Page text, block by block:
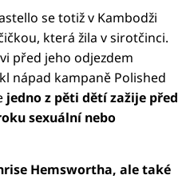
se totiž v Kambodži
která žila v sirotčinci.
před jeho odjezdem
nápad kampaně Polished
jedno z pěti dětí zažije před
sexuální nebo
Hemswortha, ale také